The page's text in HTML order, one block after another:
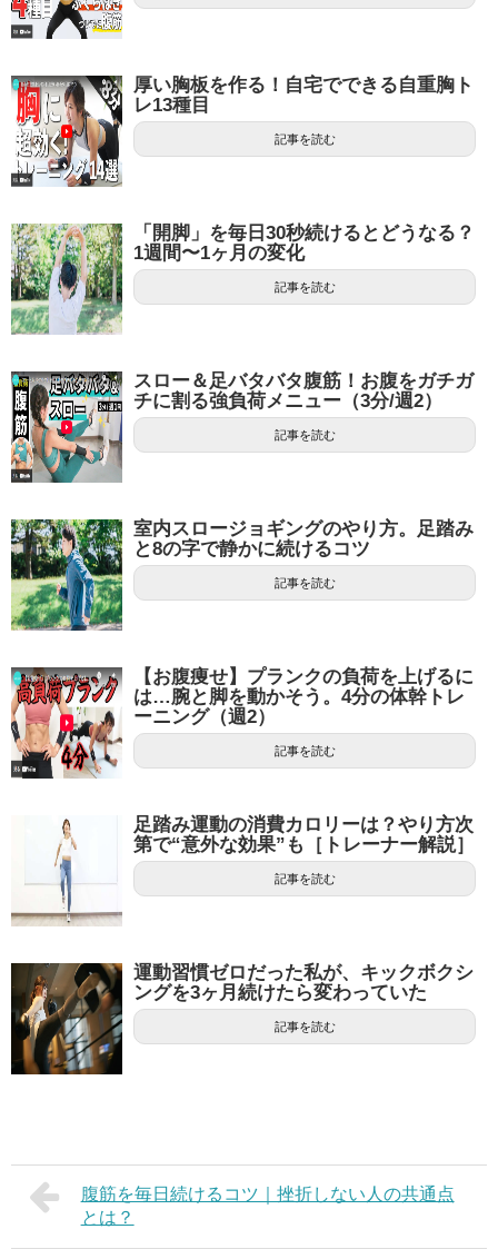
厚い胸板を作る！自宅でできる自重胸ト
レ13種目
記事を読む
「開脚」を毎日30秒続けるとどうなる？
1週間〜1ヶ月の変化
記事を読む
スロー＆足バタバタ腹筋！お腹をガチガ
チに割る強負荷メニュー（3分/週2）
記事を読む
室内スロージョギングのやり方。足踏み
と8の字で静かに続けるコツ
記事を読む
【お腹痩せ】プランクの負荷を上げるに
は…腕と脚を動かそう。4分の体幹トレ
ーニング（週2）
記事を読む
足踏み運動の消費カロリーは？やり方次
第で“意外な効果”も［トレーナー解説］
記事を読む
運動習慣ゼロだった私が、キックボクシ
ングを3ヶ月続けたら変わっていた
記事を読む
腹筋を毎日続けるコツ｜挫折しない人の共通点
とは？